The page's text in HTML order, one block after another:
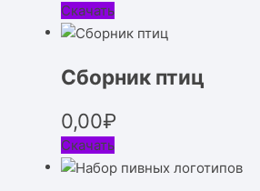
Скачать
Сборник птиц
0,00₽
Скачать